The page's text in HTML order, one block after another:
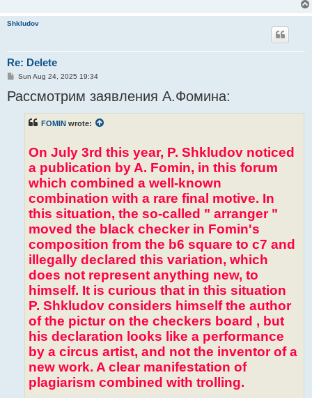
Shkludov
Re: Delete
P
s
t
Sun Aug 24, 2025 19:34
Рассмотрим заявления А.Фомина:
FOMIN wrote:
On July 3rd this year, P. Shkludov noticed
a publication by A. Fomin, in this forum
which combined a well-known
combination with a rare final motive. In
this situation, the so-called " arranger "
moved the black checker in Fomin's
composition from the b6 square to c7 and
illegally declared this variation, which
does not represent anything new, to
himself. It is curious that in this situation
P. Shkludov considers himself the author
of the pictur on the checkers board , but
his declaration looks like a performance
by a circus artist, and not the inventor of a
new work. A clear manifestation of
plagiarism combined with trolling.